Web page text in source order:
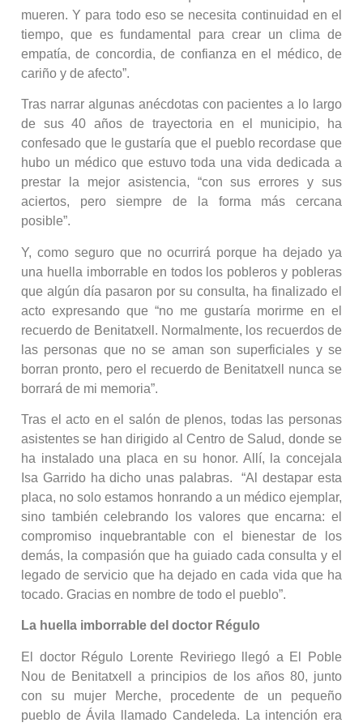
mueren. Y para todo eso se necesita continuidad en el
tiempo, que es fundamental para crear un clima de
empatía, de concordia, de confianza en el médico, de
cariño y de afecto”.
Tras narrar algunas anécdotas con pacientes a lo largo
de sus 40 años de trayectoria en el municipio, ha
confesado que le gustaría que el pueblo recordase que
hubo un médico que estuvo toda una vida dedicada a
prestar la mejor asistencia, “con sus errores y sus
aciertos, pero siempre de la forma más cercana
posible”.
Y, como seguro que no ocurrirá porque ha dejado ya
una huella imborrable en todos los pobleros y pobleras
que algún día pasaron por su consulta, ha finalizado el
acto expresando que “no me gustaría morirme en el
recuerdo de Benitatxell. Normalmente, los recuerdos de
las personas que no se aman son superficiales y se
borran pronto, pero el recuerdo de Benitatxell nunca se
borrará de mi memoria”.
Tras el acto en el salón de plenos, todas las personas
asistentes se han dirigido al Centro de Salud, donde se
ha instalado una placa en su honor. Allí, la concejala
Isa Garrido ha dicho unas palabras. “Al destapar esta
placa, no solo estamos honrando a un médico ejemplar,
sino también celebrando los valores que encarna: el
compromiso inquebrantable con el bienestar de los
demás, la compasión que ha guiado cada consulta y el
legado de servicio que ha dejado en cada vida que ha
tocado. Gracias en nombre de todo el pueblo”.
La huella imborrable del doctor Régulo
El doctor Régulo Lorente Reviriego llegó a El Poble
Nou de Benitatxell a principios de los años 80, junto
con su mujer Merche, procedente de un pequeño
pueblo de Ávila llamado Candeleda. La intención era